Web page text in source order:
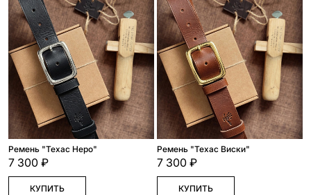
Ремень "Техас Неро"
7 300 ₽
КУПИТЬ
Ремень "Техас Виски"
7 300 ₽
КУПИТЬ